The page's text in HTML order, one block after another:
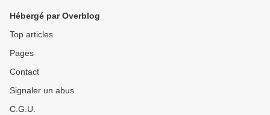
Hébergé par Overblog
Top articles
Pages
Contact
Signaler un abus
C.G.U.